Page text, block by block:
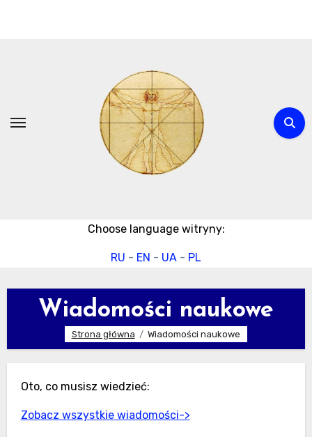
Choose language witryny:
RU - EN - UA - PL
Wiadomości naukowe
Strona główna Wiadomości naukowe
Oto, co musisz wiedzieć:
Zobacz wszystkie wiadomości->